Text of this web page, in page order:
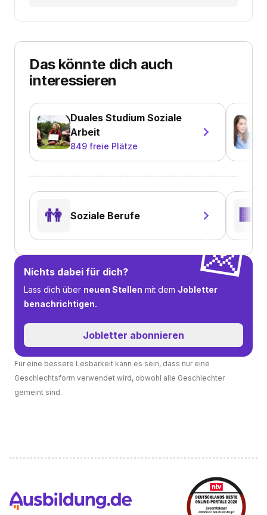
Das könnte dich auch
interessieren
Duales Studium Soziale
Arbeit
849 freie Plätze
👫 Soziale Berufe 🏢
💌
Nichts dabei für dich?
Lass dich über neuen Stellen mit dem Jobletter
benachrichtigen.
Jobletter abonnieren
Für eine bessere Lesbarkeit kann es sein, dass nur eine
Geschlechtsform verwendet wird, obwohl alle Geschlechter
gemeint sind.